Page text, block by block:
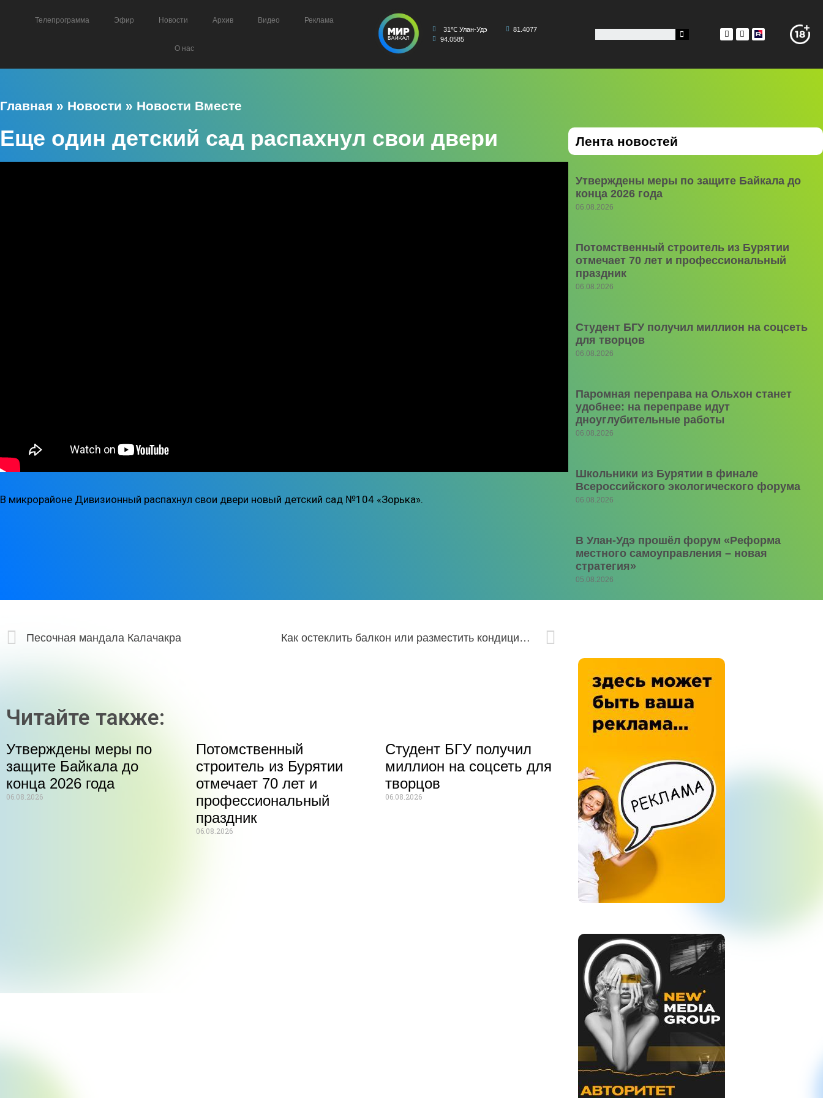
Телепрограмма Эфир Новости Архив Видео Реклама
О нас
31℃ Улан-Удэ
81.4077
94.0585
Главная » Новости » Новости Вместе
Еще один детский сад распахнул свои двери
В микрорайоне Дивизионный распахнул свои двери новый детский сад №104 «Зорька».
Лента новостей
Утверждены меры по защите Байкала до
конца 2026 года
06.08.2026
Потомственный строитель из Бурятии
отмечает 70 лет и профессиональный
праздник
06.08.2026
Студент БГУ получил миллион на соцсеть
для творцов
06.08.2026
Паромная переправа на Ольхон станет
удобнее: на переправе идут
дноуглубительные работы
06.08.2026
Школьники из Бурятии в финале
Всероссийского экологического форума
06.08.2026
В Улан-Удэ прошёл форум «Реформа
местного самоуправления – новая
стратегия»
05.08.2026
Песочная мандала Калачакра Как остеклить балкон или разместить кондиционер на стене здания, и при этом не попасть под штрафы?
Читайте также:
Утверждены меры по
защите Байкала до
конца 2026 года
06.08.2026
Потомственный
строитель из Бурятии
отмечает 70 лет и
профессиональный
праздник
06.08.2026
Студент БГУ получил
миллион на соцсеть для
творцов
06.08.2026